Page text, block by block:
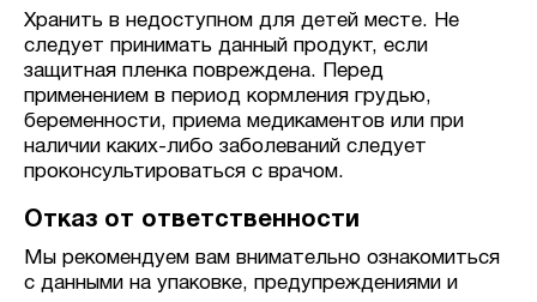
Хранить в недоступном для детей месте. Не
следует принимать данный продукт, если
защитная пленка повреждена. Перед
применением в период кормления грудью,
беременности, приема медикаментов или при
наличии каких-либо заболеваний следует
проконсультироваться с врачом.
Отказ от ответственности
Мы рекомендуем вам внимательно ознакомиться
с данными на упаковке, предупреждениями и